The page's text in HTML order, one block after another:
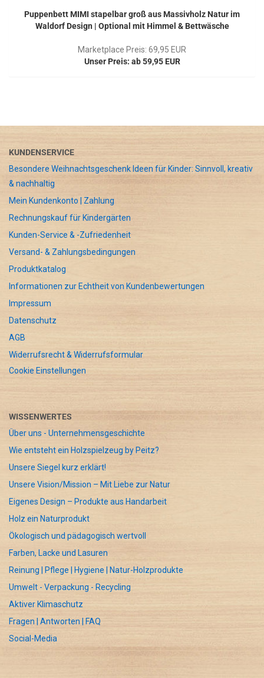
Puppenbett MIMI stapelbar groß aus Massivholz Natur im
Waldorf Design | Optional mit Himmel & Bettwäsche
Marketplace Preis: 69,95 EUR
Unser Preis: ab 59,95 EUR
KUNDENSERVICE
Besondere Weihnachtsgeschenk Ideen für Kinder: Sinnvoll, kreativ
& nachhaltig
Mein Kundenkonto | Zahlung
Rechnungskauf für Kindergärten
Kunden-Service & -Zufriedenheit
Versand- & Zahlungsbedingungen
Produktkatalog
Informationen zur Echtheit von Kundenbewertungen
Impressum
Datenschutz
AGB
Widerrufsrecht & Widerrufsformular
Cookie Einstellungen
WISSENWERTES
Über uns - Unternehmensgeschichte
Wie entsteht ein Holzspielzeug by Peitz?
Unsere Siegel kurz erklärt!
Unsere Vision/Mission – Mit Liebe zur Natur
Eigenes Design – Produkte aus Handarbeit
Holz ein Naturprodukt
Ökologisch und pädagogisch wertvoll
Farben, Lacke und Lasuren
Reinung | Pflege | Hygiene | Natur-Holzprodukte
Umwelt - Verpackung - Recycling
Aktiver Klimaschutz
Fragen | Antworten | FAQ
Social-Media